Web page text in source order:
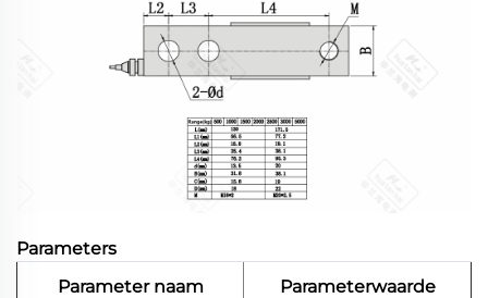
Parameters
Parameter naam
Parameterwaarde